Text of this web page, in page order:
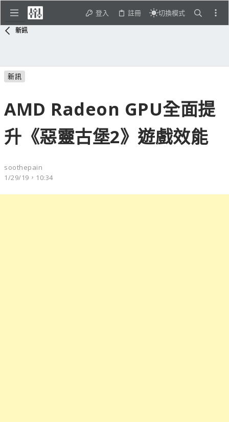
登入 註冊 切換模式
新訊
新訊
AMD Radeon GPU全面提
升《惡靈古堡2》遊戲效能
soothepain
1/29/19，10:34